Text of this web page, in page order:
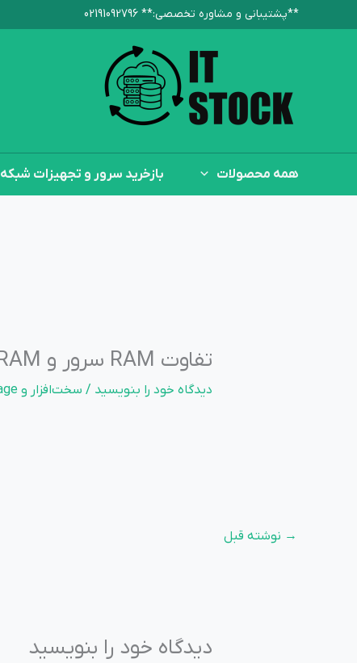
به
**پشتیبانی و مشاوره تخصصی:**‌ 02191092796
همه محصولات بازخرید سرور و تجهیزات شبکه
تفاوت RAM سرور و RAM معمولی
دیدگاه‌ خود را بنویسید / سخت‌افزار و Storage
→ نوشته قبل
دیدگاه‌ خود را بنویسید